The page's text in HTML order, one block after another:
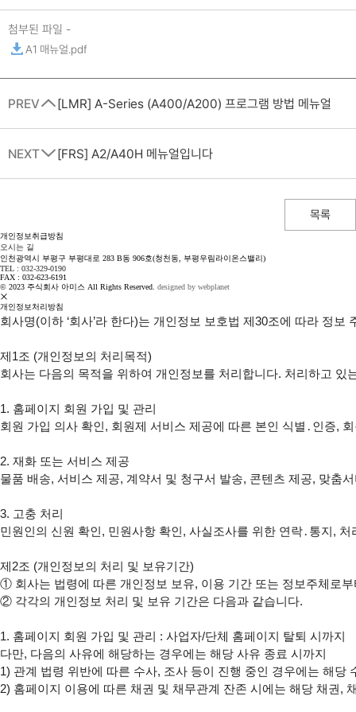
첨부된 파일 -
A1 매뉴얼.pdf
PREV [LMR] A-Series (A400/A200) 프로그램 방법 메뉴얼
NEXT [FRS] A2/A40H 메뉴얼입니다
목록
개인정보취급방침
오시는 길
인천광역시 부평구 부평대로 283 B동 906호(청천동, 부평우림라이온스밸리)
TEL : 032-329-0190
FAX : 032-623-6191
© 2023 주식회사 아미스 All Rights Reserved. designed by webplanet
개인정보처리방침
회사명(이하 ‘회사’라 한다)는 개인정보 보호법 제30조에 따라 정
제1조 (개인정보의 처리목적)
회사는 다음의 목적을 위하여 개인정보를 처리합니다. 처리하고
1. 홈페이지 회원 가입 및 관리
회원 가입 의사 확인, 회원제 서비스 제공에 따른 본인 식별․인증,
2. 재화 또는 서비스 제공
물품 배송, 서비스 제공, 계약서 및 청구서 발송, 콘텐츠 제공, 맞춤
3. 고충 처리
민원인의 신원 확인, 민원사항 확인, 사실조사를 위한 연락․통지,
제2조 (개인정보의 처리 및 보유기간)
① 회사는 법령에 따른 개인정보 보유, 이용 기간 또는 정보주체로
② 각각의 개인정보 처리 및 보유 기간은 다음과 같습니다.
1. 홈페이지 회원 가입 및 관리 : 사업자/단체 홈페이지 탈퇴 시까지
다만, 다음의 사유에 해당하는 경우에는 해당 사유 종료 시까지
1) 관계 법령 위반에 따른 수사, 조사 등이 진행 중인 경우에는 해당
2) 홈페이지 이용에 따른 채권 및 채무관계 잔존 시에는 해당 채권,